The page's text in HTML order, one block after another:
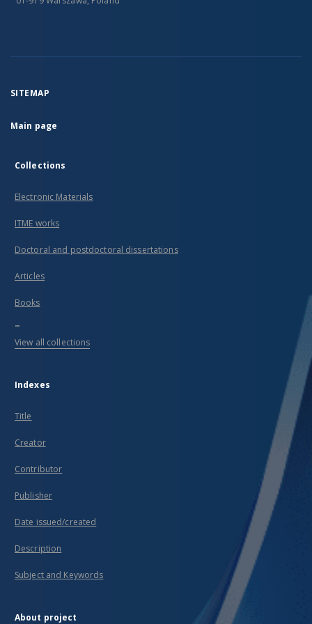
SITEMAP
Main page
Collections
Electronic Materials
ITME works
Doctoral and postdoctoral dissertations
Articles
Books
...
View all collections
Indexes
Title
Creator
Contributor
Publisher
Date issued/created
Description
Subject and Keywords
About project